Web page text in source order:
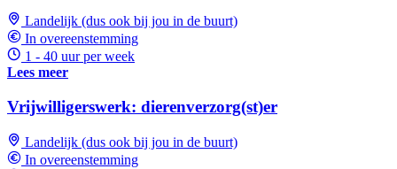
Landelijk (dus ook bij jou in de buurt)
In overeenstemming
1 - 40 uur per week
Lees meer
Vrijwilligerswerk: dierenverzorg(st)er
Landelijk (dus ook bij jou in de buurt)
In overeenstemming